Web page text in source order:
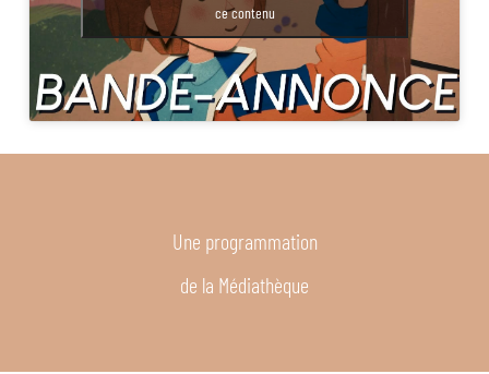
ce contenu
Une programmation
de la Médiathèque